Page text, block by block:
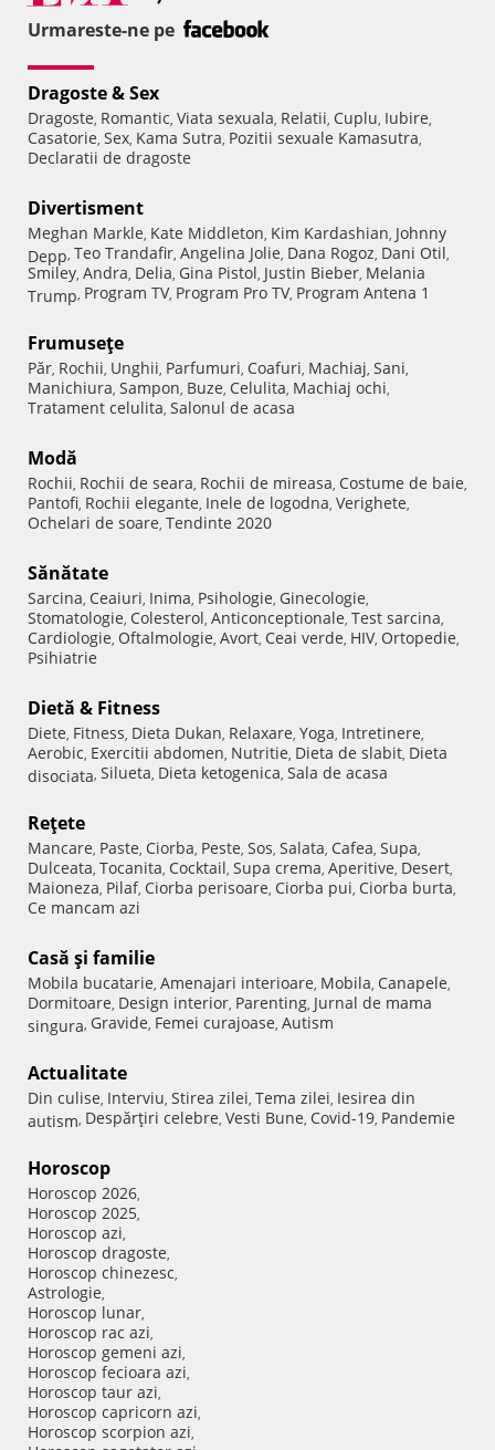
Urmareste-ne pe
Dragoste & Sex
Dragoste, Romantic, Viata sexuala, Relatii, Cuplu, Iubire,
Casatorie, Sex, Kama Sutra, Pozitii sexuale Kamasutra,
Declaratii de dragoste
Divertisment
Meghan Markle, Kate Middleton, Kim Kardashian, Johnny
Depp, Teo Trandafir, Angelina Jolie, Dana Rogoz, Dani Otil,
Smiley, Andra, Delia, Gina Pistol, Justin Bieber, Melania
Trump, Program TV, Program Pro TV, Program Antena 1
Frumuseţe
Păr, Rochii, Unghii, Parfumuri, Coafuri, Machiaj, Sani,
Manichiura, Sampon, Buze, Celulita, Machiaj ochi,
Tratament celulita, Salonul de acasa
Modă
Rochii, Rochii de seara, Rochii de mireasa, Costume de baie,
Pantofi, Rochii elegante, Inele de logodna, Verighete,
Ochelari de soare, Tendinte 2020
Sănătate
Sarcina, Ceaiuri, Inima, Psihologie, Ginecologie,
Stomatologie, Colesterol, Anticonceptionale, Test sarcina,
Cardiologie, Oftalmologie, Avort, Ceai verde, HIV, Ortopedie,
Psihiatrie
Dietă & Fitness
Diete, Fitness, Dieta Dukan, Relaxare, Yoga, Intretinere,
Aerobic, Exercitii abdomen, Nutritie, Dieta de slabit, Dieta
disociata, Silueta, Dieta ketogenica, Sala de acasa
Reţete
Mancare, Paste, Ciorba, Peste, Sos, Salata, Cafea, Supa,
Dulceata, Tocanita, Cocktail, Supa crema, Aperitive, Desert,
Maioneza, Pilaf, Ciorba perisoare, Ciorba pui, Ciorba burta,
Ce mancam azi
Casă şi familie
Mobila bucatarie, Amenajari interioare, Mobila, Canapele,
Dormitoare, Design interior, Parenting, Jurnal de mama
singura, Gravide, Femei curajoase, Autism
Actualitate
Din culise, Interviu, Stirea zilei, Tema zilei, Iesirea din
autism, Despărţiri celebre, Vesti Bune, Covid-19, Pandemie
Horoscop
Horoscop 2026,
Horoscop 2025,
Horoscop azi,
Horoscop dragoste,
Horoscop chinezesc,
Astrologie,
Horoscop lunar,
Horoscop rac azi,
Horoscop gemeni azi,
Horoscop fecioara azi,
Horoscop taur azi,
Horoscop capricorn azi,
Horoscop scorpion azi,